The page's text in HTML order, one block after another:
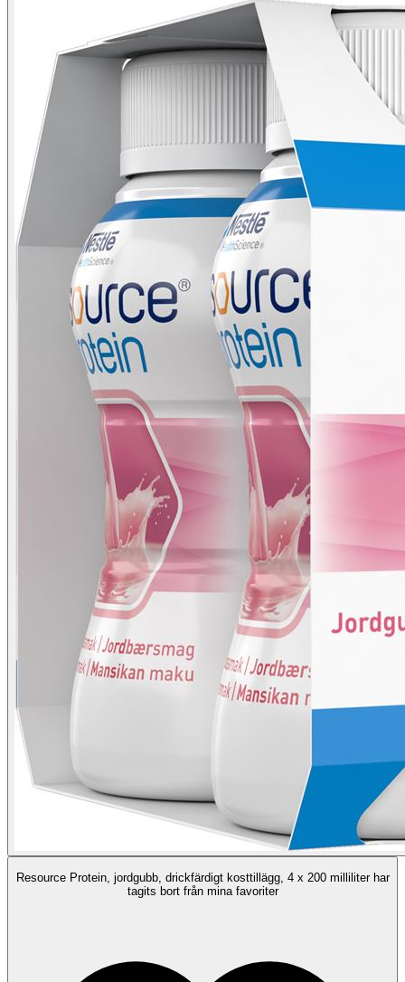
Resource Protein, jordgubb, drickfärdigt kosttillägg, 4 x 200 milliliter har
tagits bort från mina favoriter